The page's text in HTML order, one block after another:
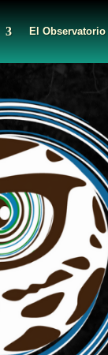
El Observatorio